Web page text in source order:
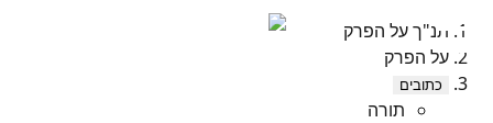
תנ"ך על הפרק
על הפרק
כתובים
תורה